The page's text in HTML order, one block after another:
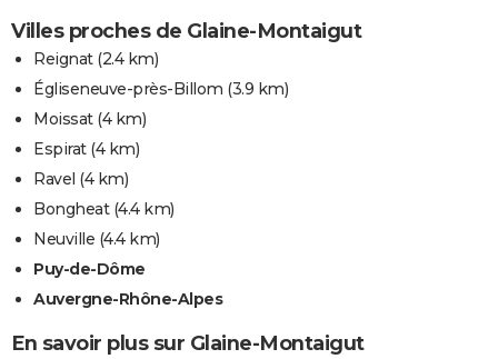
Villes proches de Glaine-Montaigut
Reignat(2.4 km)
Égliseneuve-près-Billom (3.9 km)
Moissat(4 km)
Espirat(4 km)
Ravel (4 km)
Bongheat(4.4 km)
Neuville (4.4 km)
Puy-de-Dôme
Auvergne-Rhône-Alpes
En savoir plus sur Glaine-Montaigut